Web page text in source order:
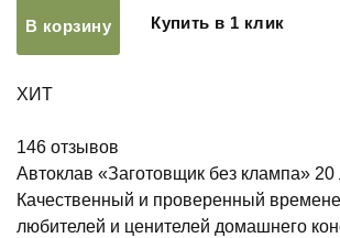
В корзину Купить в 1 клик
ХИТ
146 отзывов
Автоклав «Заготовщик без клампа» 20
Качественный и проверенный
любителей и ценителей домашнего